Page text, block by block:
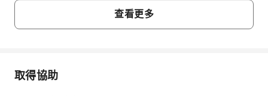
方式。其他重要地點包括以陶器聞名的班尤穆勒克村，以及以
傳統紡織聞名的蘇卡拉雷村，這些地方都展示了薩薩克人豐富
的藝術和建築傳統。
參觀薩薩克社區時，請尊重當地習俗，特別是進入傳統房屋或
聖地時，衣著應樸素。拍照前務必徵得個人同意，並在給予或
查看更多
常見問題
取得協助